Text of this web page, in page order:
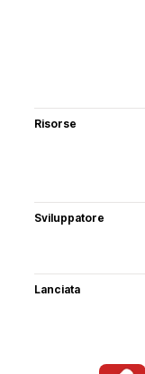
Risorse
Sviluppatore
Lanciata